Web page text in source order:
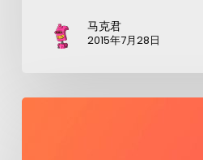
马克君
2015年7月28日